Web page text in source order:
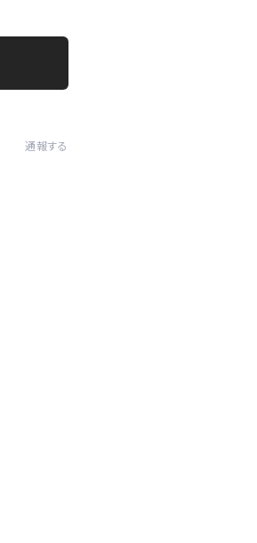
通報する